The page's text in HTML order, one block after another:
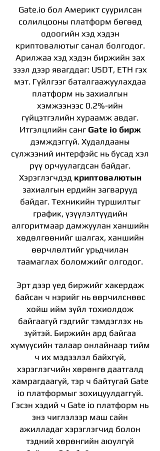
Gate.io бол Америкт суурилсан
солилцооны платформ бөгөөд
одоогийн хэд хэдэн
криптовалютыг санал болгодог.
Арилжаа хэд хэдэн биржийн зах
зээл дээр явагддаг: USDT, ETH гэх
мэт. Гүйлгээг баталгаажуулахдаа
платформ нь захиалгын
хэмжээнээс 0.2%-ийн
гүйцэтгэлийн хураамж авдаг.
Итгэлцлийн санг Gate io бирж
дэмждэггүй. Худалдааны
сүлжээний интерфэйс нь бусад хэл
рүү орчуулагдсан байдаг.
Хэрэглэгчдэд криптовалютын
захиалгын ердийн загварууд
байдаг. Техникийн туршилтыг
график, үзүүлэлтүүдийн
алгоритмаар дамжуулан ханшийн
хөдөлгөөнийг шалгах, ханшийн
өөрчлөлтийг урьдчилан
таамаглах боломжийг олгодог.
Эрт дээр үед биржийг хакердаж
байсан ч нэрийг нь өөрчилснөөс
хойш ийм зүйл тохиолдож
байгаагүй гэдгийг тэмдэглэх нь
зүйтэй. Биржийн ард байгаа
хүмүүсийн талаар онлайнаар тийм
ч их мэдээлэл байхгүй,
хэрэглэгчийн хөрөнгө даатгалд
хамрагдаагүй, тэр ч байтугай Gate
io платформыг зохицуулдаггүй.
Гэсэн хэдий ч Gate io платформ нь
энэ чиглэлээр маш сайн
ажилладаг хэрэглэгчид болон
тэдний хөрөнгийн аюулгүй